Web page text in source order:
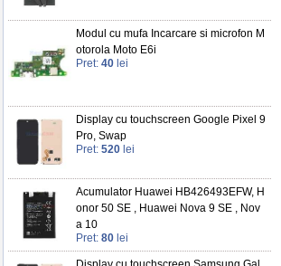
Modul cu mufa Incarcare si microfon M
otorola Moto E6i
Pret: 40 lei
Display cu touchscreen Google Pixel 9
Pro, Swap
Pret: 520 lei
Acumulator Huawei HB426493EFW, H
onor 50 SE , Huawei Nova 9 SE , Nov
a 10
Pret: 80 lei